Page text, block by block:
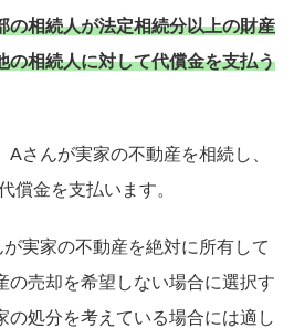
の相続人が法定相続分以上の財産
の相続人に対して代償金を支払う
さんが実家の不動産を相続し、
償金を支払います。
実家の不動産を絶対に所有して
の売却を希望しない場合に選択す
の処分を考えている場合には適し